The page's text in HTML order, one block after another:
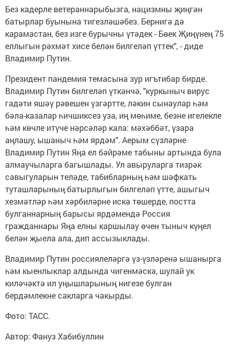
Без кадерле ветераннарыбызга, нацизмны җиңгән
батырлар буынына тигезләшәбез. Бернигә дә
карамастан, без изге бурычны үтәдек - Бөек Җиңүнең 75
еллыгын рәхмәт хисе белән билгеләп үттек", - диде
Владимир Путин.
Президент пандемия темасына зур игътибар бирде.
Владимир Путин билгеләп үткәнчә, "куркыныч вирус
гадәти яшәү рәвешен үзгәртте, ләкин сынаулар һәм
бәла-казалар һичшиксез уза, иң мөһиме, безне игелекле
һәм көчле итүче нәрсәләр кала: мәхәббәт, үзара
аңлашу, ышаныч һәм ярдәм". Аерым сүзләрне
Владимир Путин Яңа ел бәйрәме табыны артында була
алмаучыларга багышлады. Ул авыруларга тизрәк
савыгуларын теләде, табибларның һәм шәфкать
туташларының батырлыгын билгеләп үтте, ашыгыч
хезмәтләр һәм хәрбиләрне искә төшерде, постта
булганнарның барысы ярдәмендә Россия
гражданнары Яңа елны каршылау өчен тыныч күңел
белән җыела ала, дип ассызыклады.
Владимир Путин россиялеләргә үз-үзләренә ышанырга
һәм кыенлыклар алдында чигенмәскә, шулай ук
киләчәктә ил уңышларының нигезе булган
бердәмлекне сакларга чакырды.
Фото: ТАСС.
Автор: Фануз Хабибуллин